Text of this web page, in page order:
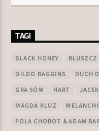
TAGI
BLACK HONEY BLUSZCZ
DILDO BAGGINS DUCH
GRA SÓW HART
MAGDA KLUZ
POLA CHOBOT & ADAM